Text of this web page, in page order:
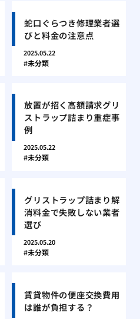
蛇口ぐらつき修理業者選
びと料金の注意点
2025.05.22
未分類
放置が招く高額請求グリ
ストラップ詰まり重症事
例
2025.05.22
未分類
グリストラップ詰まり解
消料金で失敗しない業者
選び
2025.05.20
未分類
賃貸物件の便座交換費用
は誰が負担する？